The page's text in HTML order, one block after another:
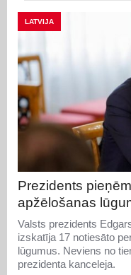
LATVIJA
Prezidents
apžēlošanas
Valsts prezidents
izskatīja 17 notiesāto
lūgumus. Neviens no
prezidenta kanceleja.